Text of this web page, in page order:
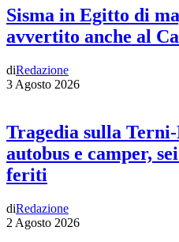
Sisma in Egitto di
avvertito anche al
diRedazione
3 Agosto 2026
Tragedia sulla
autobus e camper,
feriti
diRedazione
2 Agosto 2026